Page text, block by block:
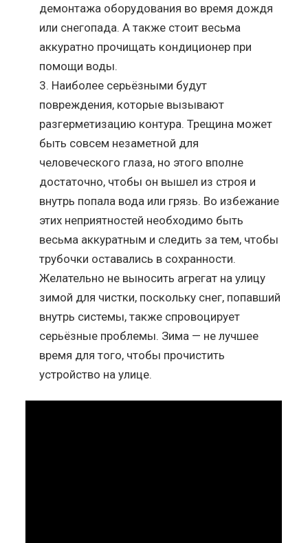
демонтажа оборудования во время дождя
или снегопада. А также стоит весьма
аккуратно прочищать кондиционер при
помощи воды.
Наиболее серьёзными будут
повреждения, которые вызывают
разгерметизацию контура. Трещина может
быть совсем незаметной для
человеческого глаза, но этого вполне
достаточно, чтобы он вышел из строя и
внутрь попала вода или грязь. Во избежание
этих неприятностей необходимо быть
весьма аккуратным и следить за тем, чтобы
трубочки оставались в сохранности.
Желательно не выносить агрегат на улицу
зимой для чистки, поскольку снег, попавший
внутрь системы, также спровоцирует
серьёзные проблемы. Зима — не лучшее
время для того, чтобы прочистить
устройство на улице.